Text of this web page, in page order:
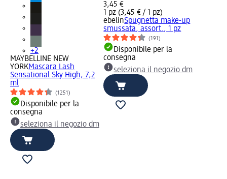
+2
MAYBELLINE NEW
YORKMascara Lash
Sensational Sky High, 7,2
ml
(1251)
Disponibile per la
consegna
seleziona il negozio dm
3,45 €
1 pz (3,45 € / 1 pz)
ebelinSpugnetta make-up
smussata, assort., 1 pz
(191)
Disponibile per la
consegna
seleziona il negozio dm